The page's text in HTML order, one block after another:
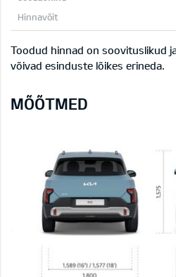
Toodud hinnad on soovituslikud
võivad esinduste lõikes erineda.
MÕÕTMED